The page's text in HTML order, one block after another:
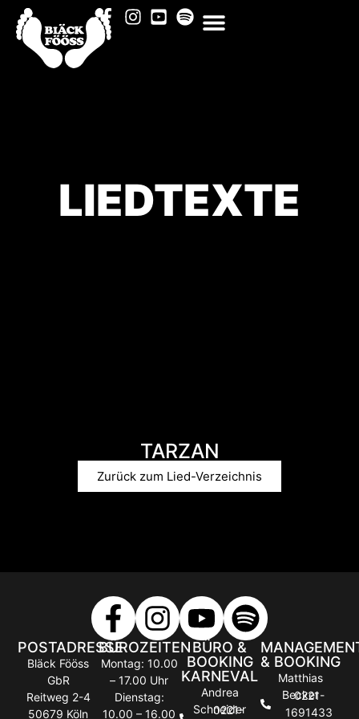
LIEDTEXTE
TARZAN
Zurück zum Lied-Verzeichnis
POSTADRESSE
Bläck Fööss
GbR
Reitweg 2-4
50679 Köln
BÜROZEITEN
Montag: 10.00
– 17.00 Uhr
Dienstag:
10.00 – 16.00
BÜRO &
BOOKING
KARNEVAL
Andrea
Schneider
0221-
& BOOKING
Matthias
Becker
0221-
1691433